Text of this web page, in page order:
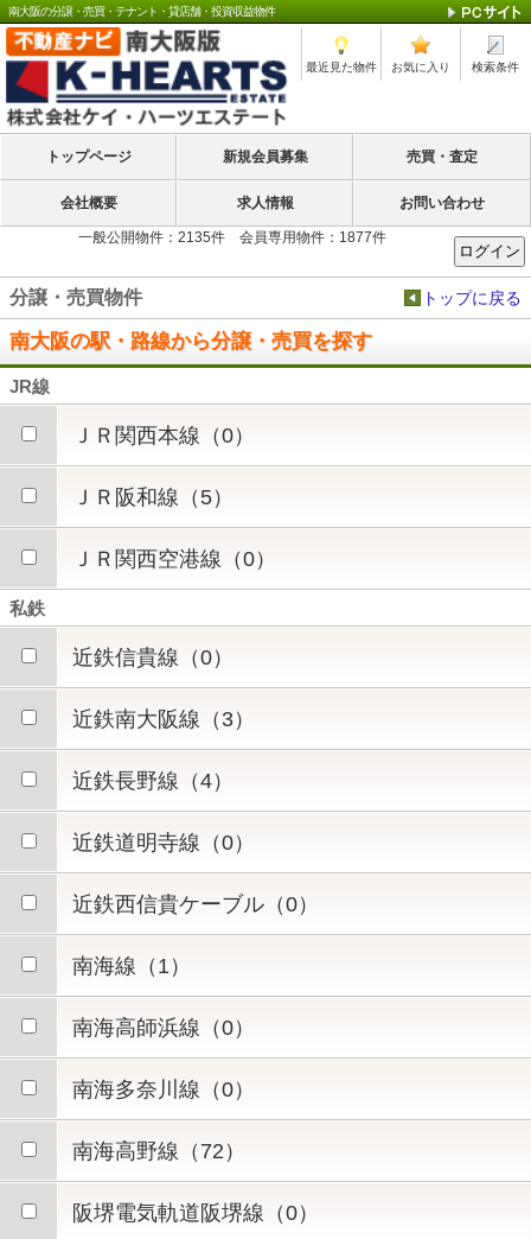
南大阪の分譲・売買・テナント・貸店舗・投資収益物件
最近見た物件 お気に入り 検索条件
トップページ 新規会員募集 売買・査定
会社概要 求人情報 お問い合わせ
一般公開物件：2135件 会員専用物件：1877件
分譲・売買物件 トップに戻る
南大阪の駅・路線から分譲・売買を探す
JR線
ＪＲ関西本線（0）
ＪＲ阪和線（5）
ＪＲ関西空港線（0）
私鉄
近鉄信貴線（0）
近鉄南大阪線（3）
近鉄長野線（4）
近鉄道明寺線（0）
近鉄西信貴ケーブル（0）
南海線（1）
南海高師浜線（0）
南海多奈川線（0）
南海高野線（72）
阪堺電気軌道阪堺線（0）